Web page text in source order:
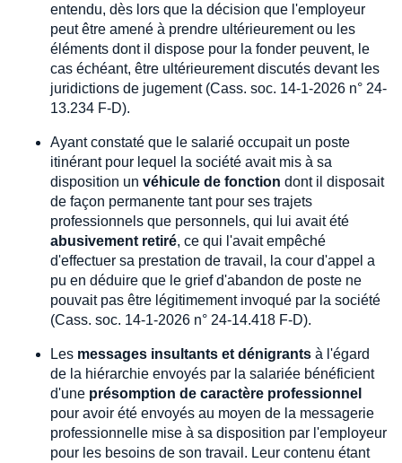
entendu, dès lors que la décision que l'employeur
peut être amené à prendre ultérieurement ou les
éléments dont il dispose pour la fonder peuvent, le
cas échéant, être ultérieurement discutés devant les
juridictions de jugement (Cass. soc. 14-1-2026 n° 24-
13.234 F-D).
Ayant constaté que le salarié occupait un poste
itinérant pour lequel la société avait mis à sa
disposition un véhicule de fonction dont il disposait
de façon permanente tant pour ses trajets
professionnels que personnels, qui lui avait été
abusivement retiré, ce qui l'avait empêché
d'effectuer sa prestation de travail, la cour d'appel a
pu en déduire que le grief d'abandon de poste ne
pouvait pas être légitimement invoqué par la société
(Cass. soc. 14-1-2026 n° 24-14.418 F-D).
Les messages insultants et dénigrants à l'égard
de la hiérarchie envoyés par la salariée bénéficient
d'une présomption de caractère professionnel
pour avoir été envoyés au moyen de la messagerie
professionnelle mise à sa disposition par l'employeur
pour les besoins de son travail. Leur contenu étant